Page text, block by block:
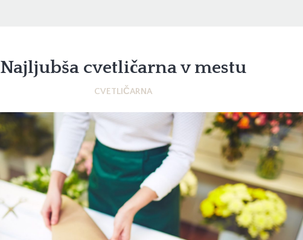
Najljubša cvetličarna v mestu
CVETLIČARNA